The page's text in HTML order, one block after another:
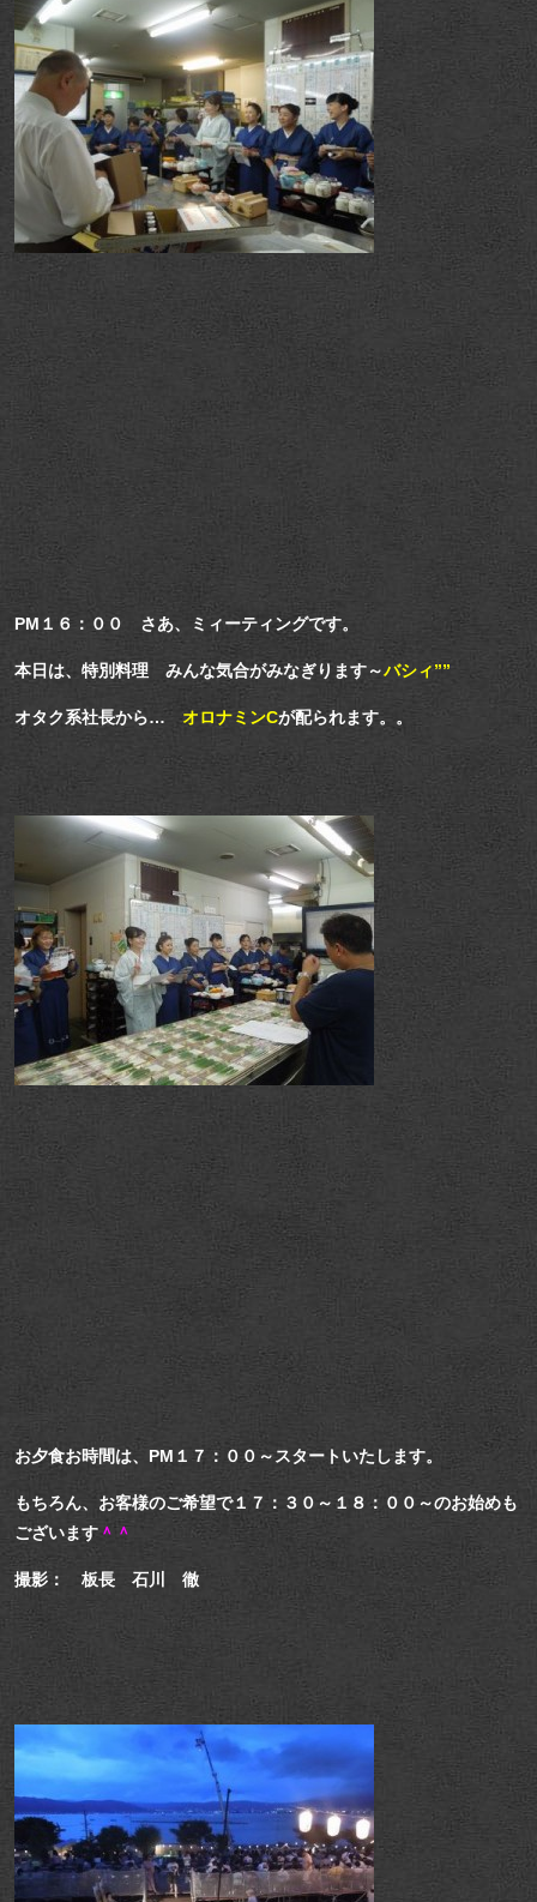
PM１６：００ さあ、ミィーティングです。
本日は、特別料理 みんな気合がみなぎります～バシィ””
オタク系社長から…オロナミンCが配られます。。
お夕食お時間は、PM１７：００～スタートいたします。
もちろん、お客様のご希望で１７：３０～１８：００～のお始めも
ございます ＾＾
撮影： 板長 石川 徹